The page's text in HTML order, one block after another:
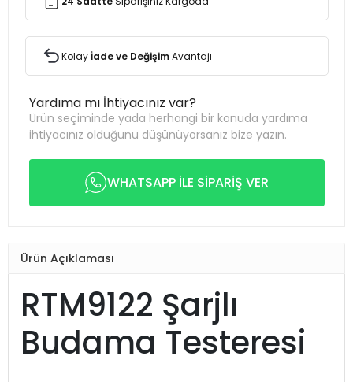
Kolayİade ve DeğişimAvantajı
Yardıma mı İhtiyacınız var?
Ürün seçiminde yada herhangi bir konuda yardıma
ihtiyacınız olduğunu düşünüyorsanız bize yazın.
WHATSAPP İLE SİPARİŞ VER
Ürün Açıklaması
RTM9122 Şarjlı
Budama Testeresi